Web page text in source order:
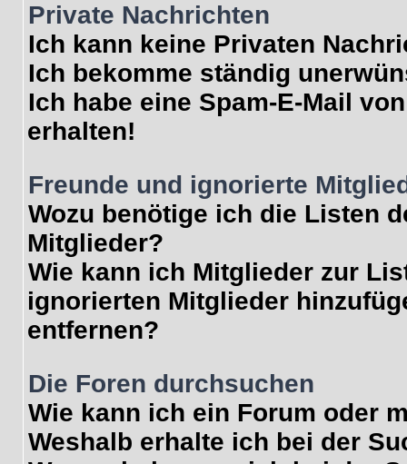
Private Nachrichten
Ich kann keine Privaten
Ich bekomme ständig
Ich habe eine Spam-E-Mail
erhalten!
Freunde und ignorierte
Wozu benötige ich die Listen
Mitglieder?
Wie kann ich Mitglieder zur
ignorierten Mitglieder
entfernen?
Die Foren durchsuchen
Wie kann ich ein Forum oder
Weshalb erhalte ich bei der